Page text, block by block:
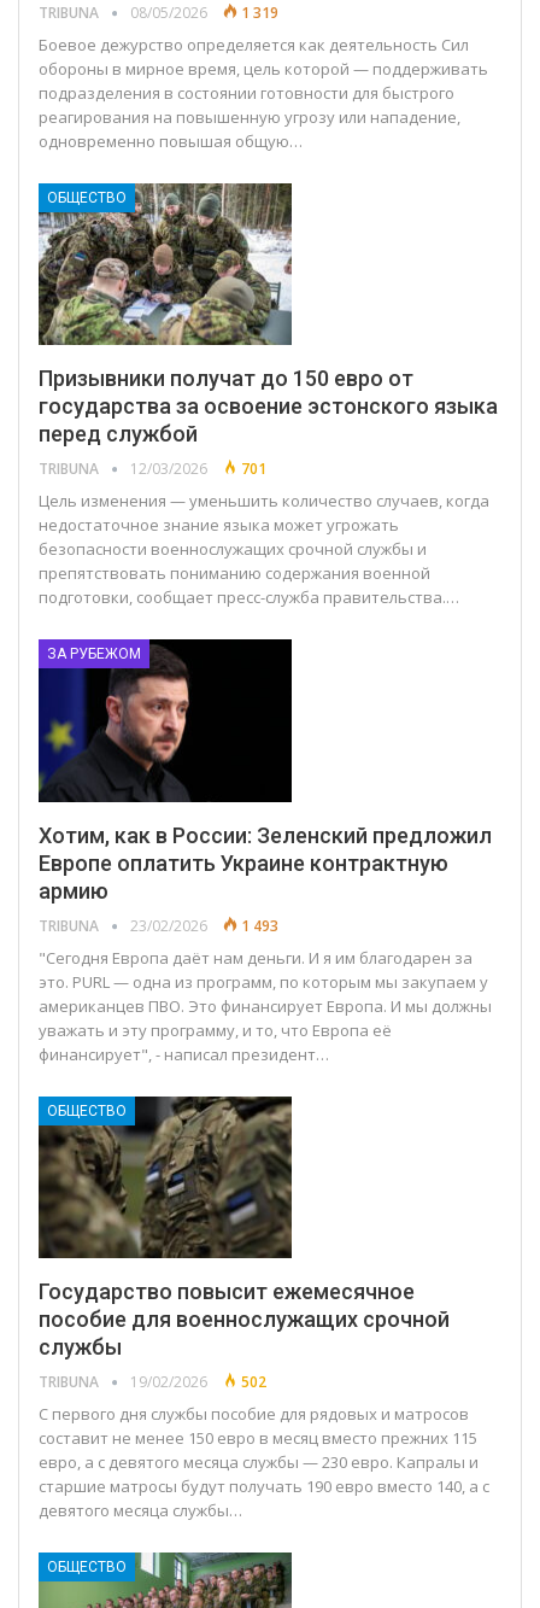
TRIBUNA 08/05/2026 1 319
Боевое дежурство определяется как деятельность Сил
обороны в мирное время, цель которой — поддерживать
подразделения в состоянии готовности для быстрого
реагирования на повышенную угрозу или нападение,
одновременно повышая общую…
ОБЩЕСТВО
Призывники получат до 150 евро от
государства за освоение эстонского языка
перед службой
TRIBUNA 12/03/2026 701
Цель изменения — уменьшить количество случаев, когда
недостаточное знание языка может угрожать
безопасности военнослужащих срочной службы и
препятствовать пониманию содержания военной
подготовки, сообщает пресс-служба правительства.…
ЗА РУБЕЖОМ
Хотим, как в России: Зеленский предложил
Европе оплатить Украине контрактную
армию
TRIBUNA 23/02/2026 1 493
"Сегодня Европа даёт нам деньги. И я им благодарен за
это. PURL — одна из программ, по которым мы закупаем у
американцев ПВО. Это финансирует Европа. И мы должны
уважать и эту программу, и то, что Европа её
финансирует", - написал президент…
ОБЩЕСТВО
Государство повысит ежемесячное
пособие для военнослужащих срочной
службы
TRIBUNA 19/02/2026 502
С первого дня службы пособие для рядовых и матросов
составит не менее 150 евро в месяц вместо прежних 115
евро, а с девятого месяца службы — 230 евро. Капралы и
старшие матросы будут получать 190 евро вместо 140, а с
девятого месяца службы…
ОБЩЕСТВО